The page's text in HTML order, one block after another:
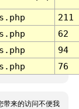
211
62
94
76
带来的访问不便我